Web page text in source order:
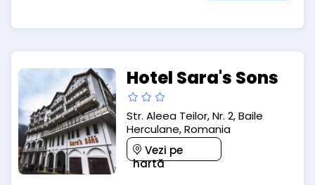
Hotel Sara's Sons
Str. Aleea Teilor, Nr. 2, Baile
Herculane, Romania
Vezi pe
hartă